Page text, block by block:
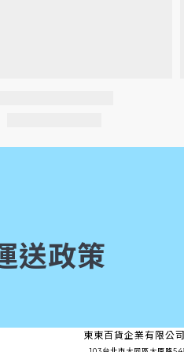
送政策
東東百貨企業有限公